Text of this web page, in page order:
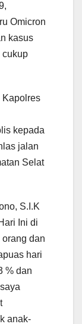
Omicron
kasus
cukup
Kapolres
kepada
jalan
Selat
S.I.K
Ini di
dan
hari
% dan
anak-